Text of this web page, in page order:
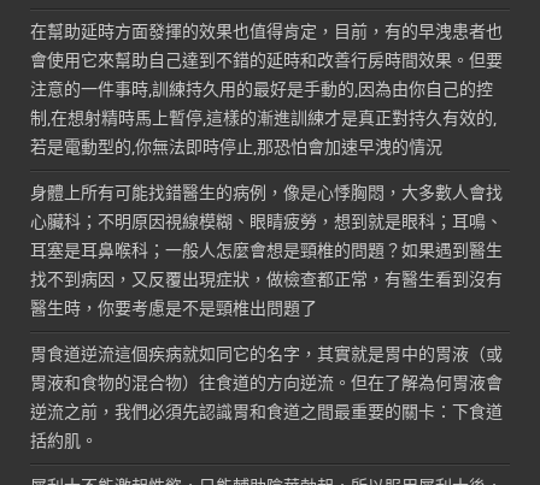
在幫助延時方面發揮的效果也值得肯定，目前，有的早洩患者也
會使用它來幫助自己達到不錯的延時和改善行房時間效果。但要
注意的一件事時,訓練持久用的最好是手動的,因為由你自己的控
制,在想射精時馬上暫停,這樣的漸進訓練才是真正對持久有效的,
若是電動型的,你無法即時停止,那恐怕會加速早洩的情況
身體上所有可能找錯醫生的病例，像是心悸胸悶，大多數人會找
心臟科；不明原因視線模糊、眼睛疲勞，想到就是眼科；耳鳴、
耳塞是耳鼻喉科；一般人怎麼會想是頸椎的問題？如果遇到醫生
找不到病因，又反覆出現症狀，做檢查都正常，有醫生看到沒有
醫生時，你要考慮是不是頸椎出問題了
胃食道逆流這個疾病就如同它的名字，其實就是胃中的胃液（或
胃液和食物的混合物）往食道的方向逆流。但在了解為何胃液會
逆流之前，我們必須先認識胃和食道之間最重要的關卡：下食道
括約肌。